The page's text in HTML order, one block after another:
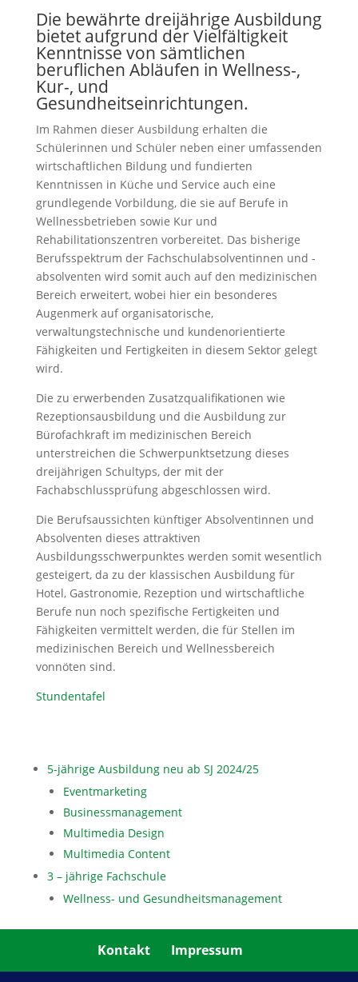
Die bewährte dreijährige Ausbildung
bietet aufgrund der Vielfältigkeit
Kenntnisse von sämtlichen
beruflichen Abläufen in Wellness-,
Kur-, und
Gesundheitseinrichtungen.
Im Rahmen dieser Ausbildung erhalten die
Schülerinnen und Schüler neben einer umfassenden
wirtschaftlichen Bildung und fundierten
Kenntnissen in Küche und Service auch eine
grundlegende Vorbildung, die sie auf Berufe in
Wellnessbetrieben sowie Kur und
Rehabilitationszentren vorbereitet. Das bisherige
Berufsspektrum der Fachschulabsolventinnen und -
absolventen wird somit auch auf den medizinischen
Bereich erweitert, wobei hier ein besonderes
Augenmerk auf organisatorische,
verwaltungstechnische und kundenorientierte
Fähigkeiten und Fertigkeiten in diesem Sektor gelegt
wird.
Die zu erwerbenden Zusatzqualifikationen wie
Rezeptionsausbildung und die Ausbildung zur
Bürofachkraft im medizinischen Bereich
unterstreichen die Schwerpunktsetzung dieses
dreijährigen Schultyps, der mit der
Fachabschlussprüfung abgeschlossen wird.
Die Berufsaussichten künftiger Absolventinnen und
Absolventen dieses attraktiven
Ausbildungsschwerpunktes werden somit wesentlich
gesteigert, da zu der klassischen Ausbildung für
Hotel, Gastronomie, Rezeption und wirtschaftliche
Berufe nun noch spezifische Fertigkeiten und
Fähigkeiten vermittelt werden, die für Stellen im
medizinischen Bereich und Wellnessbereich
vonnöten sind.
Stundentafel
5-jährige Ausbildung neu ab SJ 2024/25
Eventmarketing
Businessmanagement
Multimedia Design
Multimedia Content
3 – jährige Fachschule
Wellness- und Gesundheitsmanagement
Kontakt Impressum